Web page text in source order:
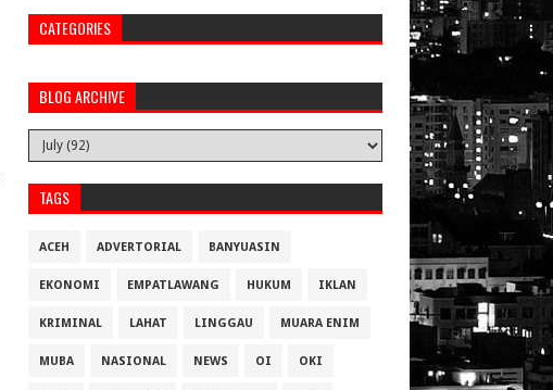
CATEGORIES
BLOG ARCHIVE
TAGS
ACEH ADVERTORIAL BANYUASIN
EKONOMI EMPATLAWANG HUKUM IKLAN
KRIMINAL LAHAT LINGGAU MUARA ENIM
MUBA NASIONAL NEWS OI OKI